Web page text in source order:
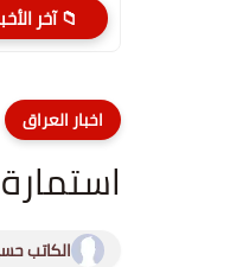
📁 آخر
اخبار العراق
استمارة
الكاتب